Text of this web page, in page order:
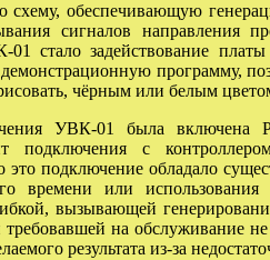
обеспечивающую
сигналов направления
стало задействование
программу,
чёрным или белым
УВК-01 была включена
подключения с
подключение обладало
времени или
вызывающей
требовавшей на обслуживание
результата из-за